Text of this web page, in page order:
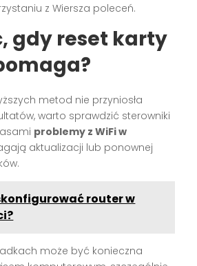
z Wiersza poleceń.
gdy reset karty
metod nie przyniosła
warto sprawdzić sterowniki
problemy z WiFi w
aktualizacji lub ponownej
router w
może być konieczna